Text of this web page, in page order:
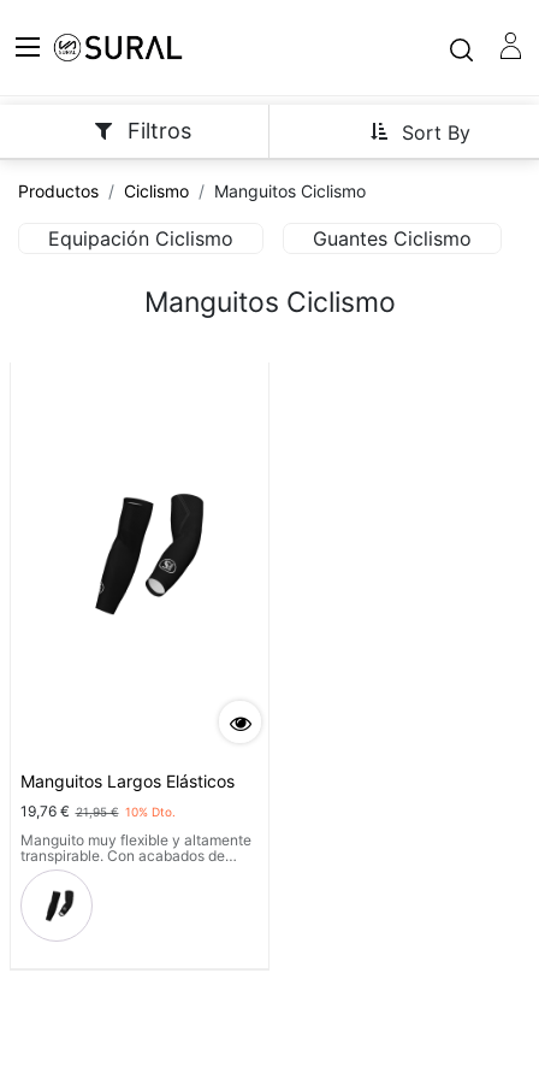
Sort By
Filtros
Productos Ciclismo Manguitos Ciclismo
Equipación Ciclismo Guantes Ciclismo
Manguitos Ciclismo
Manguitos Largos Elásticos
19,76€ 21,95€ 10% Dto.
Manguito muy flexible y altamente
transpirable. Con acabados de
silicona, para evitar el movimiento
durante la práctica deportiva.
Doblado, cabe en cualquier bolsillo.